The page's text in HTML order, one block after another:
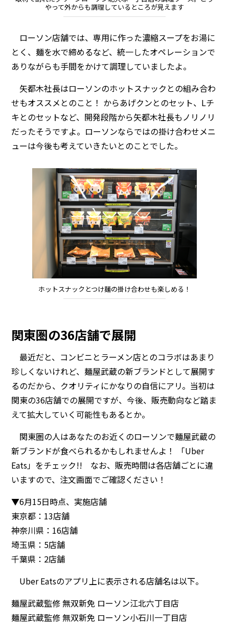
やって外からも調理しているところが見えます
ローソン店舗では、専用に作った濃縮スープをお湯に
とく、麺を水で締めるなど、統一したオペレーションで
ありながらも手間をかけて調理していましたよ。
矢都木社長はローソンのホットスナックとの組み合わ
せもオススメとのこと！ からあげクンとのセット、Lチ
キとのセットなど、開発段階から矢都木社長もノリノリ
だったそうですよ。ローソンならではの掛け合わせメニ
ューは今後も考えていきたいとのことでした。
ホットスナックとつけ麺の掛け合わせも楽しめる！
関東圏の36店舗で展開
最近だと、コンビニとラーメン店とのコラボはあまり
珍しくないけれど、麺屋武蔵の新ブランドとして展開す
るのだから、クオリティにかなりの自信にアリ。当初は
関東の36店舗での展開ですが、今後、販売動向など踏ま
えて拡大していく可能性もあるとか。
関東圏の人はあなたのお近くのローソンで麺屋武蔵の
新ブランドが食べられるかもしれませんよ！ 「Uber
Eats」をチェック!! なお、販売時間は各店舗ごとに違
いますので、注文画面でご確認ください！
▼6月15日時点、実施店舗
東京都：13店舗
神奈川県：16店舗
埼玉県：5店舗
千葉県：2店舗
Uber Eatsのアプリ上に表示される店舗名は以下。
麺屋武蔵監修 無双新免 ローソン江北六丁目店
麺屋武蔵監修 無双新免 ローソン小石川一丁目店